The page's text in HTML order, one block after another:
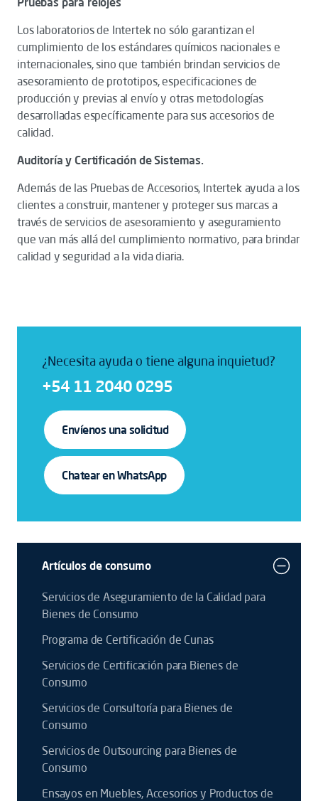
Los laboratorios de Intertek no sólo garantizan el
cumplimiento de los estándares químicos nacionales e
internacionales, sino que también brindan servicios de
asesoramiento de prototipos, especificaciones de
producción y previas al envío y otras metodologías
desarrolladas específicamente para sus accesorios de
calidad.
Auditoría y Certificación de Sistemas.
Además de las Pruebas de Accesorios, Intertek ayuda a los
clientes a construir, mantener y proteger sus marcas a
través de servicios de asesoramiento y aseguramiento
que van más allá del cumplimiento normativo, para brindar
calidad y seguridad a la vida diaria.
¿Necesita ayuda o tiene alguna inquietud?
+54 11 2040 0295
Envíenos una solicitud
Chatear en WhatsApp
Artículos de consumo
Servicios de Aseguramiento de la Calidad para
Bienes de Consumo
Programa de Certificación de Cunas
Servicios de Certificación para Bienes de
Consumo
Servicios de Consultoría para Bienes de
Consumo
Servicios de Outsourcing para Bienes de
Consumo
Ensayos en Muebles, Accesorios y Productos de